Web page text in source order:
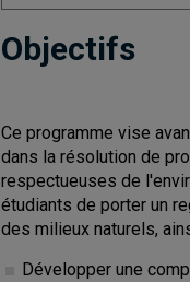
Objectifs
Ce programme vise
dans la résolution de
respectueuses de
étudiants de porter un
des milieux naturels,
Développer une